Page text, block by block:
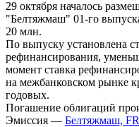
29 октября началось
"Белтяжмаш" 01-го
20 млн.
По выпуску установлена
рефинансирования,
момент ставка
на межбанковском рынке
годовых.
Погашение облигаций
Эмиссия — Белтяжмаш,